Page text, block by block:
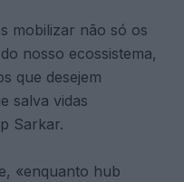
mobilizar não só os
nosso ecossistema,
que desejem
salva vidas
Sarkar.
«enquanto hub